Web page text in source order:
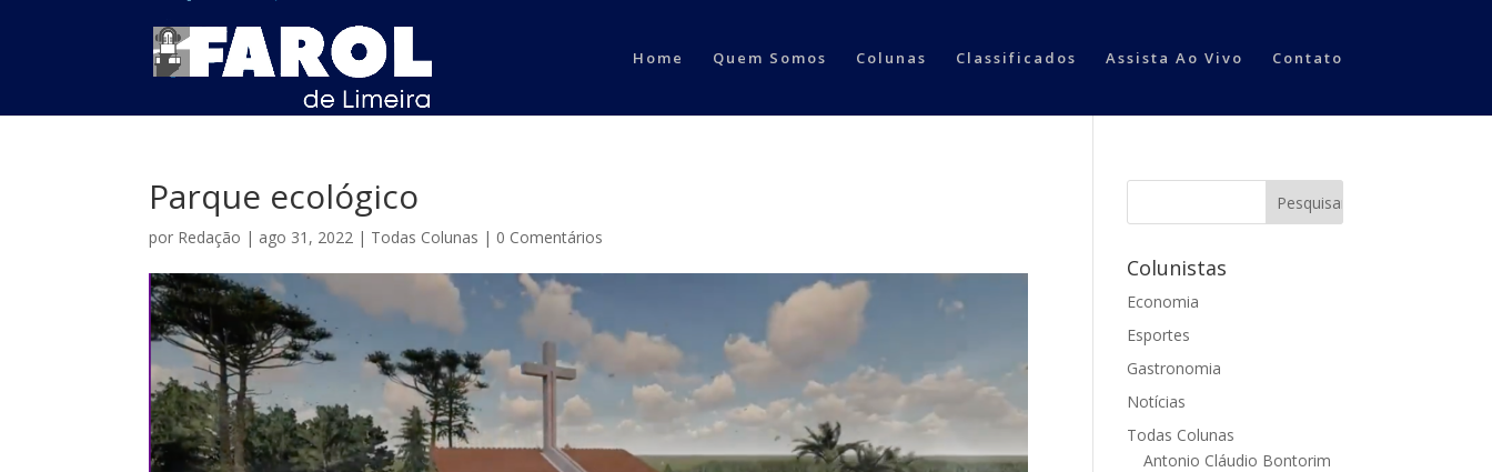
Home Quem Somos Colunas Classificados Assista Ao Vivo Contato
Parque ecológico
por Redação | ago 31, 2022 | Todas Colunas | 0 Comentários
Colunistas
Economia
Esportes
Gastronomia
Notícias
Todas Colunas
Antonio Cláudio Bontorim